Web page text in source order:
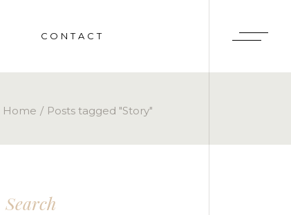
CONTACT
Home Posts tagged "Story"
Search